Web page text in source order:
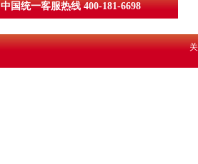
中国统一客服热线 400-181-6698